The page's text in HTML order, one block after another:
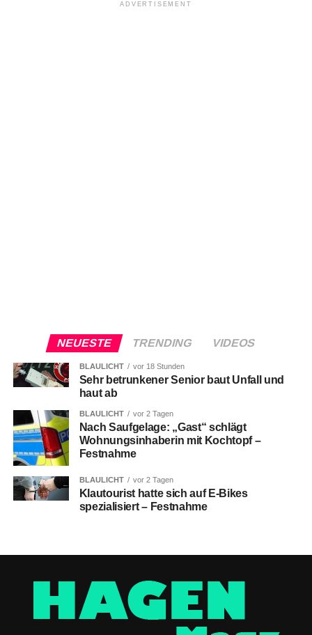
ADVERTISEMENT
NEUESTE TRENDING VIDEOS
BLAULICHT vor 18 Stunden
Sehr betrunkener Senior baut Unfall und
haut ab
BLAULICHT vor 2 Tagen
Nach Saufgelage: „Gast“ schlägt
Wohnungsinhaberin mit Kochtopf –
Festnahme
BLAULICHT vor 2 Tagen
Klautourist hatte sich auf E-Bikes
spezialisiert – Festnahme